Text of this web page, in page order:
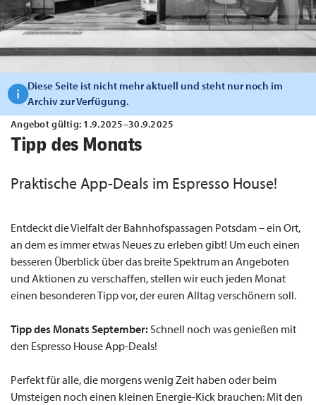
Diese Seite ist nicht mehr aktuell und steht nur noch im
Archiv zur Verfügung.
Angebot gültig: 1.9.2025–30.9.2025
Tipp des Monats
Praktische App-Deals im Espresso House!
Entdeckt die Vielfalt der Bahnhofspassagen Potsdam – ein Ort,
an dem es immer etwas Neues zu erleben gibt! Um euch einen
besseren Überblick über das breite Spektrum an Angeboten
und Aktionen zu verschaffen, stellen wir euch jeden Monat
einen besonderen Tipp vor, der euren Alltag verschönern soll.
Tipp des Monats September:Schnell noch was genießen mit
den Espresso House App-Deals!
Perfekt für alle, die morgens wenig Zeit haben oder beim
Umsteigen noch einen kleinen Energie-Kick brauchen: Mit den